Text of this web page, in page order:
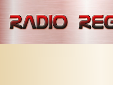
content